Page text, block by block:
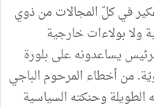
في كلّ المجالات من ذوي
ولا بولاءات خارجية
يساعدونه على بلورة
من أخطاء المرحوم الباجي
وحنكته السياسية